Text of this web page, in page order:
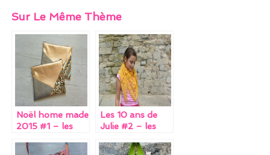
ce
b
o
o
k
w
itt
er
er
es
t
l
e
dI
n
Sur Le Même Thème
Noël home made
2015 #1 – les
adultes
Les 10 ans de
Julie #2 – les
ma copine super